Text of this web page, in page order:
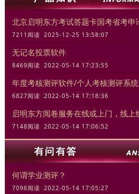
7211阅读 2025-12-25 13:58:07
无记名投票软件
8469阅读 2022-05-14 17:23:55
年度考核测评软件/个人考核测评系统
6827阅读 2022-05-14 17:18:36
7148阅读 2022-05-14 17:06:52
何谓学业测评？
7096阅读 2022-05-14 17:05:27